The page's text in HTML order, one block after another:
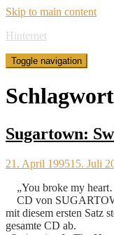
Skip to main content
Hinternet
Toggle navigation
Sugartown:
21. April 199515. Juli
„You broke my
CD von
mit diesem ersten Satz
gesamte CD ab.